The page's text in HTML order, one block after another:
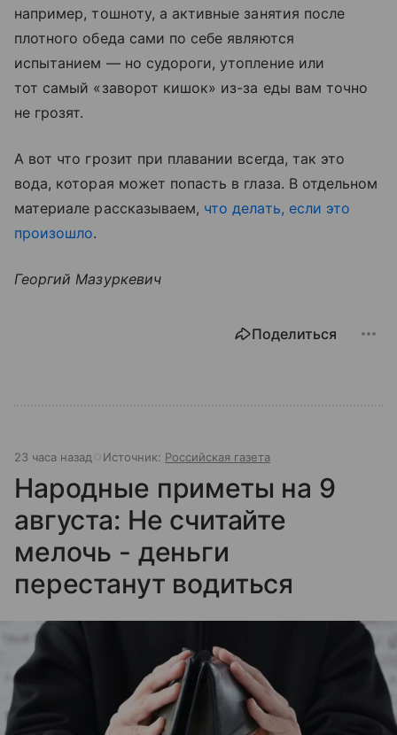
например, тошноту, а активные занятия после
плотного обеда сами по себе являются
испытанием — но судороги, утопление или
тот самый «заворот кишок» из-за еды вам точно
не грозят.
А вот что грозит при плавании всегда, так это
вода, которая может попасть в глаза. В отдельном
материале рассказываем, что делать, если это
произошло.
Георгий Мазуркевич
Поделиться
23 часа назад Источник: Российская газета
Народные приметы на 9
августа: Не считайте
мелочь - деньги
перестанут водиться